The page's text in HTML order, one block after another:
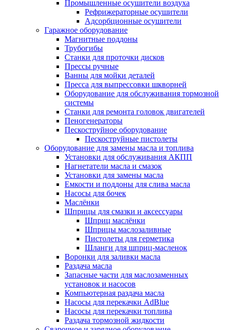
Промышленные осушители воздуха
Рефрижераторные осушители
Адсорбционные осушители
Гаражное оборудование
Магнитные поддоны
Трубогибы
Станки для проточки дисков
Прессы ручные
Ванны для мойки деталей
Пресса для выпрессовки шкворней
Оборудование для обслуживания тормозной
системы
Станки для ремонта головок двигателей
Пеногенераторы
Пескоструйное оборудование
Пескоструйные пистолеты
Оборудование для замены масла и топлива
Установки для обслуживания АКПП
Нагнетатели масла и смазок
Установки для замены масла
Емкости и поддоны для слива масла
Насосы для бочек
Маслёнки
Шприцы для смазки и аксессуары
Шприц маслёнки
Шприцы маслозаливные
Пистолеты для герметика
Шланги для шприц-масленок
Воронки для заливки масла
Раздача масла
Запасные части для маслозаменных
установок и насосов
Компьютерная раздача масла
Насосы для перекачки AdBlue
Насосы для перекачки топлива
Раздача тормозной жидкости